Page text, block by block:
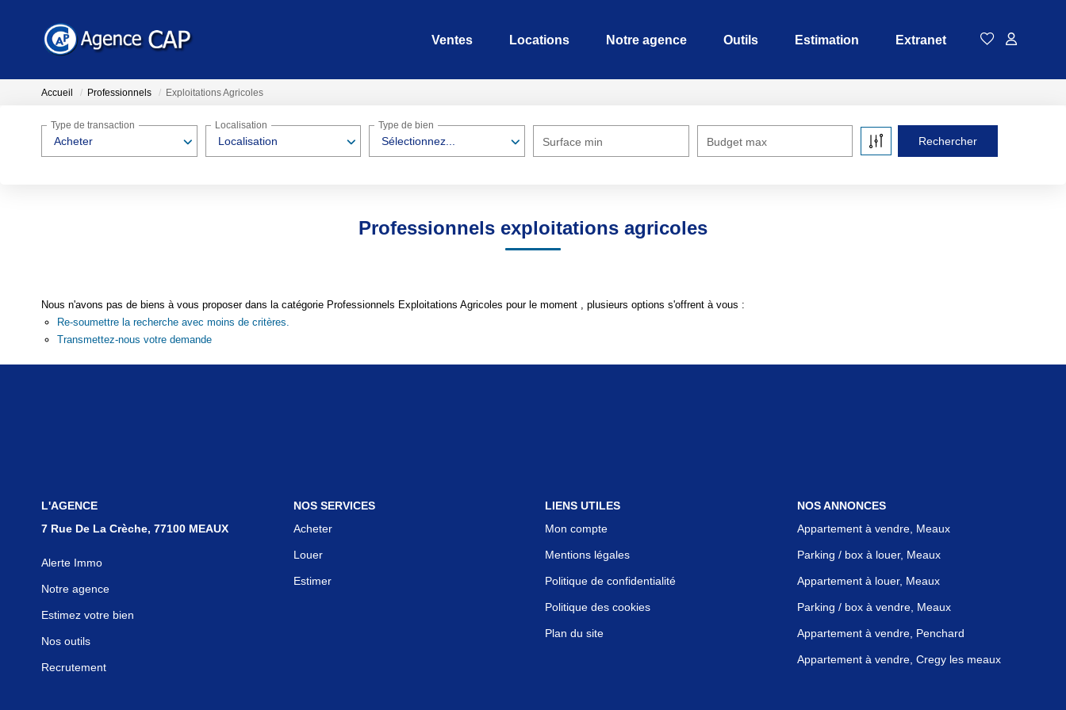
Ventes Locations Notre agence Outils Estimation Extranet
Accueil Professionnels Exploitations Agricoles
Acheter
Type de transaction
Localisation
Localisation
Sélectionnez...
Type de bien
Surface min Budget max
Professionnels exploitations agricoles
Nous n'avons pas de biens à vous proposer dans la catégorie Professionnels Exploitations Agricoles pour le moment , plusieurs options s'offrent à vous :
Re-soumettre la recherche avec moins de critères.
Transmettez-nous votre demande
L'AGENCE
7 Rue De La Crèche, 77100 MEAUX
Alerte Immo
Notre agence
Estimez votre bien
Nos outils
Recrutement
NOS SERVICES
Acheter
Louer
Estimer
LIENS UTILES
Mon compte
Mentions légales
Politique de confidentialité
Politique des cookies
Plan du site
NOS ANNONCES
Appartement à vendre, Meaux
Parking / box à louer, Meaux
Appartement à louer, Meaux
Parking / box à vendre, Meaux
Appartement à vendre, Penchard
Appartement à vendre, Cregy les meaux